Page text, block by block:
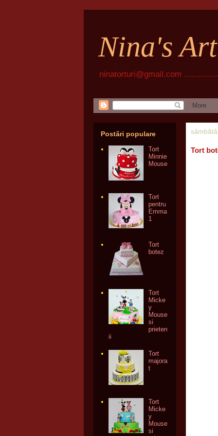
Nina's
ninatorturi@gmail.com
Tort
Postări populare
Tort
Minnie
Mouse
Tort
pentru
Emma
1
Tort
botez
Tort
Micke
y
Mouse
si
prieten
ii
Tort
majora
t
Tort
Micke
y
Mouse
si